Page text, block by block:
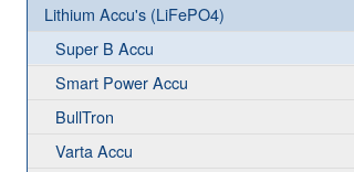
Lithium Accu's (LiFePO4)
Super B Accu
Smart Power Accu
BullTron
Varta Accu